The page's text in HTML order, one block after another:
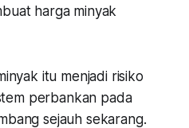
harga minyak
itu menjadi risiko
perbankan pada
sejauh sekarang.